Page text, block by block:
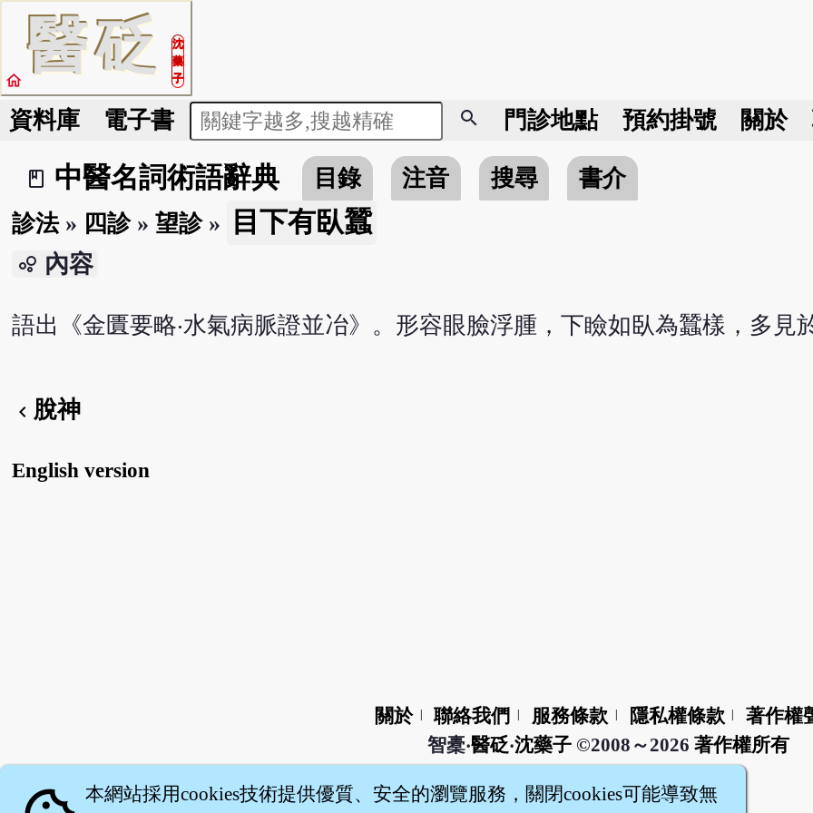
醫砭
沈
藥
子
home
資料庫 電子書 search 門診地點 預約掛號 關於
book_2
中醫名詞術語辭典 目錄 注音 搜尋
書介
診法» 四診» 望診» 目下有臥蠶
bubble_chart 內容
語出《金匱要略‧水氣病脈證並冶》。形容眼臉浮腫，下瞼如臥為蠶樣，多見
chevron_left 脫神
English version
關於 聯絡我們 服務條款 隱私權條款
著作權
智橐‧醫砭‧沈藥子©2008～2026 著作權所有
本網站採用cookies技術提供優質、安全的瀏覽服務，關閉cookies可能導致無